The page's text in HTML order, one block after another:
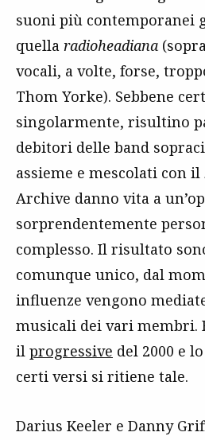
suoni più contemporanei
quella radioheadiana
vocali, a volte, forse,
Thom Yorke). Sebbene
singolarmente, risultino
debitori delle band
assieme e mescolati con il
Archive danno vita a
sorprendentemente
complesso. Il risultato
comunque unico, dal
influenze vengono
musicali dei vari membri.
il progressive del 2000 e
certi versi si ritiene tale.
Darius Keeler e Danny